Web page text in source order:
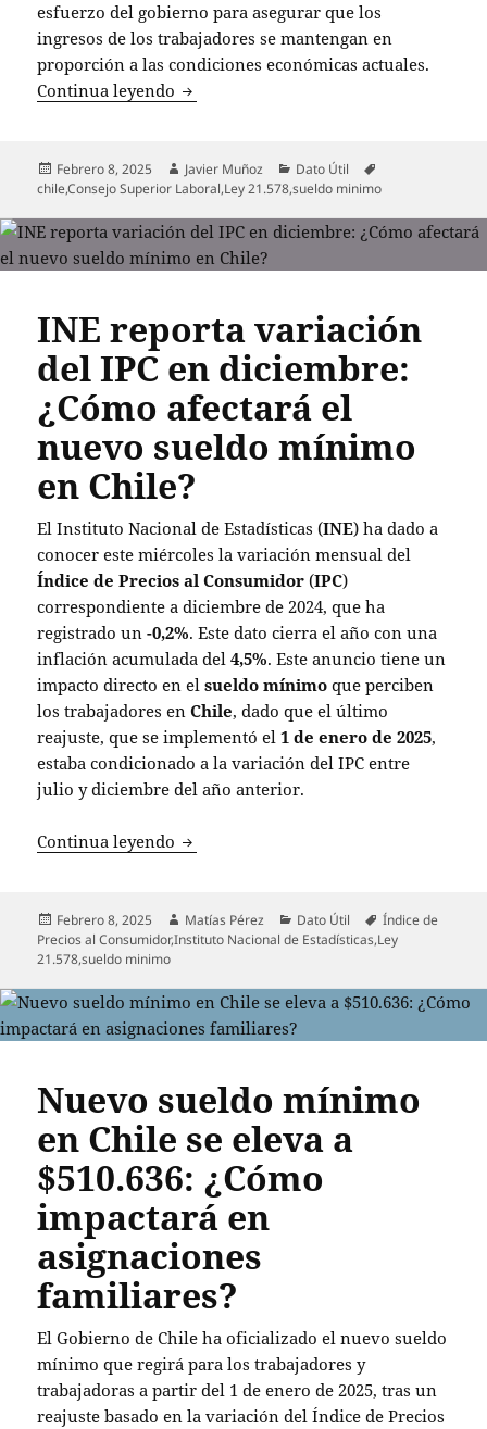
esfuerzo del gobierno para asegurar que los
ingresos de los trabajadores se mantengan en
proporción a las condiciones económicas actuales.
Continua leyendo Sueldo mínimo en Chile alcanza
Publicado
el
Febrero 8, 2025 Autor
Javier Muñoz Categorías
Dato Útil
chile,Consejo Superior Laboral,Ley 21.578,sueldo minimo
INE reporta variación
del IPC en diciembre:
¿Cómo afectará el
nuevo sueldo mínimo
en Chile?
El Instituto Nacional de Estadísticas (INE) ha dado a
conocer este miércoles la variación mensual del
Índice de Precios al Consumidor (IPC)
correspondiente a diciembre de 2024, que ha
registrado un-0,2%. Este dato cierra el año con una
inflación acumulada del4,5%. Este anuncio tiene un
impacto directo en elsueldo mínimo que perciben
los trabajadores enChile, dado que el último
reajuste, que se implementó el1 de enero de 2025,
estaba condicionado a la variación del IPC entre
julio y diciembre del año anterior.
Continua leyendo INE reporta variación del IPC en
Publicado
el
Febrero 8, 2025 Autor
Matías Pérez Categorías
Dato Útil Etiquetas
Índice de
Precios al Consumidor,Instituto Nacional de Estadísticas,Ley
21.578,sueldo minimo
Nuevo sueldo mínimo
en Chile se eleva a
$510.636: ¿Cómo
impactará en
asignaciones
familiares?
El Gobierno de Chile ha oficializado el nuevo sueldo
mínimo que regirá para los trabajadores y
trabajadoras a partir del 1 de enero de 2025, tras un
reajuste basado en la variación del Índice de Precios